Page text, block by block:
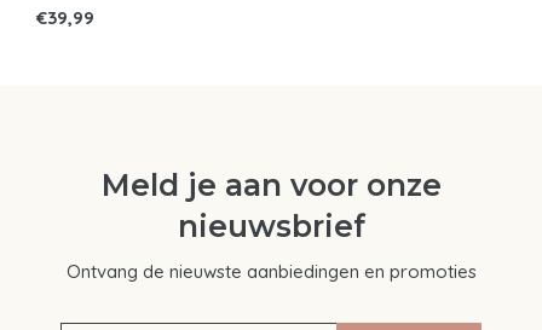
€39,99
Meld je aan voor onze
nieuwsbrief
Ontvang de nieuwste aanbiedingen en promoties